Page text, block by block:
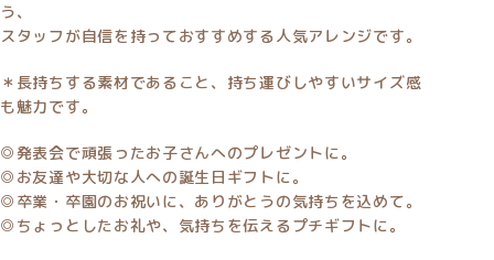
う、
スタッフが自信を持っておすすめする人気アレンジです。
＊長持ちする素材であること、持ち運びしやすいサイズ感
も魅力です。
◎発表会で頑張ったお子さんへのプレゼントに。
◎お友達や大切な人への誕生日ギフトに。
◎卒業・卒園のお祝いに、ありがとうの気持ちを込めて。
◎ちょっとしたお礼や、気持ちを伝えるプチギフトに。